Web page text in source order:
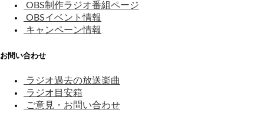
OBS制作ラジオ番組ページ
OBSイベント情報
キャンペーン情報
お問い合わせ
ラジオ過去の放送楽曲
ラジオ目安箱
ご意見・お問い合わせ